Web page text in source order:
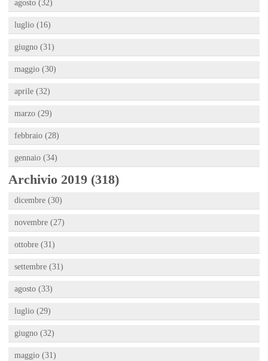
agosto (32)
luglio (16)
giugno (31)
maggio (30)
aprile (32)
marzo (29)
febbraio (28)
gennaio (34)
Archivio 2019 (318)
dicembre (30)
novembre (27)
ottobre (31)
settembre (31)
agosto (33)
luglio (29)
giugno (32)
maggio (31)